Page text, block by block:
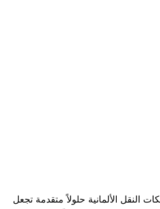
توفر شبكات النقل الألمانية حلولاً متقدمة تجعل